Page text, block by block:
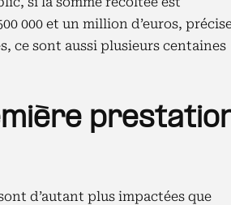
000 et un million d’euros,
ce sont aussi plusieurs centaines
d’autant plus impactées que